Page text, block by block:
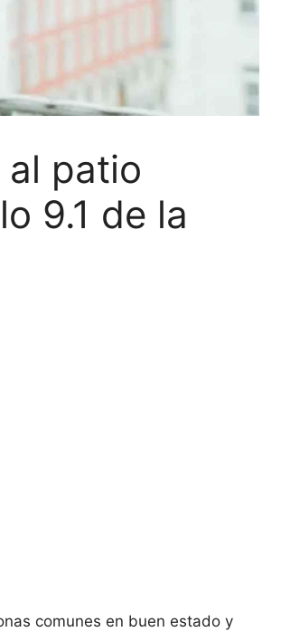
patio
9.1 de la
comunes en buen estado y